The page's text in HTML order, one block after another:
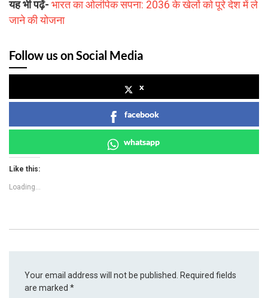
यह भी पढ़ें- भारत का ओलंपिक सपना: 2036 के खेलों को पूरे देश में ले
जाने की योजना
Follow us on Social Media
x
facebook
whatsapp
Like this:
Loading...
Your email address will not be published. Required fields
are marked*